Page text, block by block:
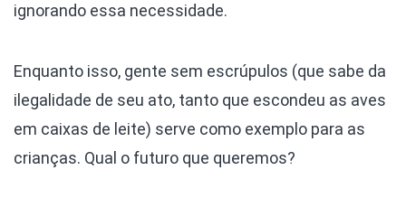
ignorando essa necessidade.
Enquanto isso, gente sem escrúpulos (que sabe da
ilegalidade de seu ato, tanto que escondeu as aves
em caixas de leite) serve como exemplo para as
crianças. Qual o futuro que queremos?